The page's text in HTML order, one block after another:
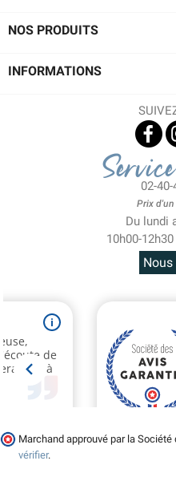
NOS PRODUITS
INFORMATIONS
02-
Prix
Du lundi
10h00-
Nous
Marchand approuvé par la Société
vérifier.